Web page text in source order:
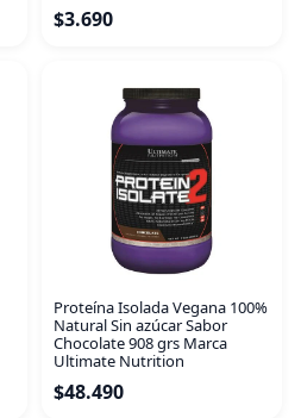
$3.690
Proteína Isolada Vegana 100%
Natural Sin azúcar Sabor
Chocolate 908 grs Marca
Ultimate Nutrition
$48.490